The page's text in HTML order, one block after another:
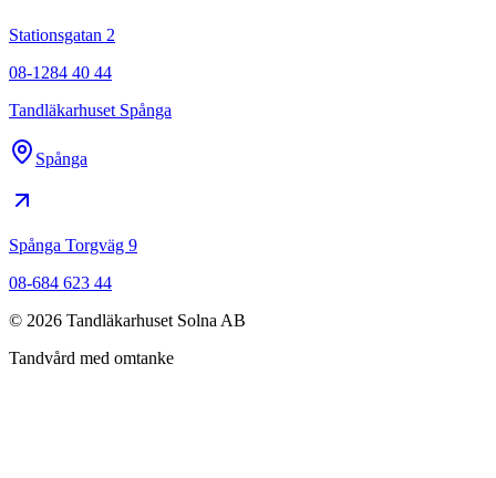
Stationsgatan 2
08-1284 40 44
Tandläkarhuset Spånga
Spånga
Spånga Torgväg 9
08-684 623 44
© 2026 Tandläkarhuset Solna AB
Tandvård med omtanke